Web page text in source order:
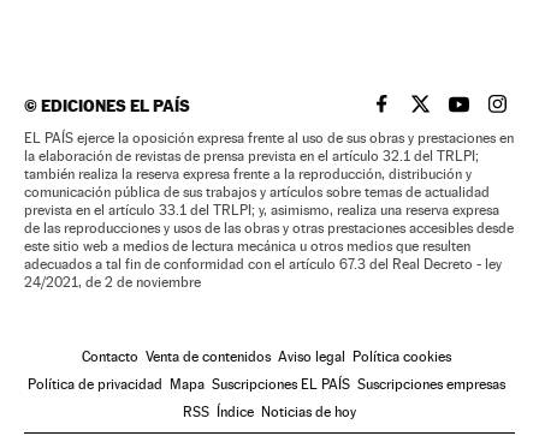
©EDICIONES EL PAÍS EL PAÍS BRASIL EN
EL PAÍSEL PAÍS
EL
EL PAÍS ejerce la oposición expresa frente al uso de sus obras y prestaciones en
la elaboración de revistas de prensa prevista en el artículo 32.1 del TRLPI;
también realiza la reserva expresa frente a la reproducción, distribución y
comunicación pública de sus trabajos y artículos sobre temas de actualidad
prevista en el artículo 33.1 del TRLPI; y, asimismo, realiza una reserva expresa
de las reproducciones y usos de las obras y otras prestaciones accesibles desde
este sitio web a medios de lectura mecánica u otros medios que resulten
adecuados a tal fin de conformidad con el artículo 67.3 del Real Decreto - ley
24/2021, de 2 de noviembre
Contacto Venta de contenidos Aviso legal
Política cookies
Política de privacidad
Mapa Suscripciones EL PAÍS Suscripciones empresas
RSS
Índice Noticias de hoy